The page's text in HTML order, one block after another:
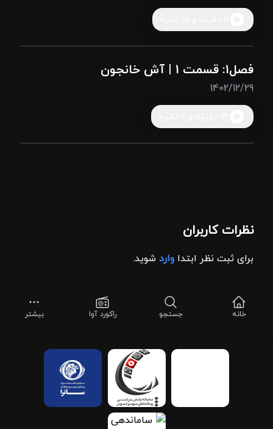
فصل1: قسمت 1 | آش خانجون
1402/12/29
نظرات کاربران
برای ثبت نظر ابتدا وارد شوید.
خانه جستجو راکورد آوا بیشتر